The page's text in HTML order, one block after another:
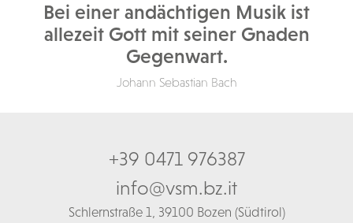
Bei einer andächtigen Musik ist
allezeit Gott mit seiner Gnaden
Gegenwart.
Johann Sebastian Bach
+39 0471 976387
info@vsm.bz.it
Schlernstraße 1, 39100 Bozen (Südtirol)